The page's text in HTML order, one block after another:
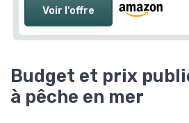
Voir l'offre
Budget et prix
à pêche en mer